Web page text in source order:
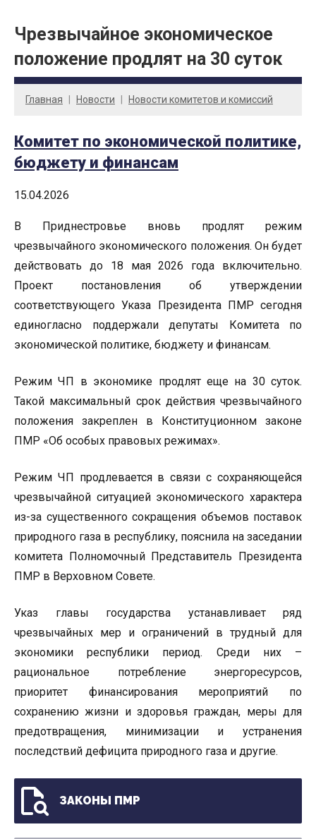
Чрезвычайное экономическое
положение продлят на 30 суток
Главная Новости Новости комитетов и комиссий
Комитет по экономической политике,
бюджету и финансам
15.04.2026
В Приднестровье вновь продлят режим
чрезвычайного экономического положения. Он будет
действовать до 18 мая 2026 года включительно.
Проект постановления об утверждении
соответствующего Указа Президента ПМР сегодня
единогласно поддержали депутаты Комитета по
экономической политике, бюджету и финансам.
Режим ЧП в экономике продлят еще на 30 суток.
Такой максимальный срок действия чрезвычайного
положения закреплен в Конституционном законе
ПМР «Об особых правовых режимах».
Режим ЧП продлевается в связи с сохраняющейся
чрезвычайной ситуацией экономического характера
из-за существенного сокращения объемов поставок
природного газа в республику, пояснила на заседании
комитета Полномочный Представитель Президента
ПМР в Верховном Совете.
Указ главы государства устанавливает ряд
чрезвычайных мер и ограничений в трудный для
экономики республики период. Среди них –
рациональное потребление энергоресурсов,
приоритет финансирования мероприятий по
сохранению жизни и здоровья граждан, меры для
предотвращения, минимизации и устранения
последствий дефицита природного газа и другие.
ЗАКОНЫ ПМР